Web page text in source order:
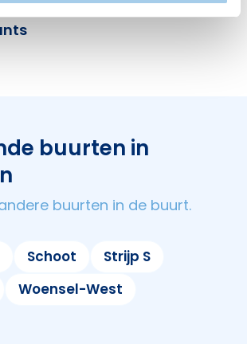
buurten in
buurten in de buurt.
Schoot
Strijp S
Woensel-West